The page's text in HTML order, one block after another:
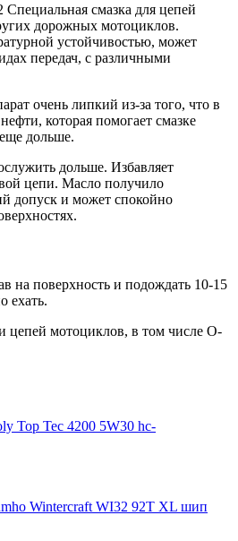
смазка для цепей
дорожных мотоциклов.
устойчивостью, может
передач, с различными
очень липкий из-за того, что в
которая помогает смазке
дольше.
дольше. Избавляет
цепи. Масло получило
допуск и может спокойно
на поверхность и подождать 10-15
ехать.
цепей мотоциклов, в том числе O-
Top Tec 4200 5W30 hc-
Wintercraft WI32 92T XL шип